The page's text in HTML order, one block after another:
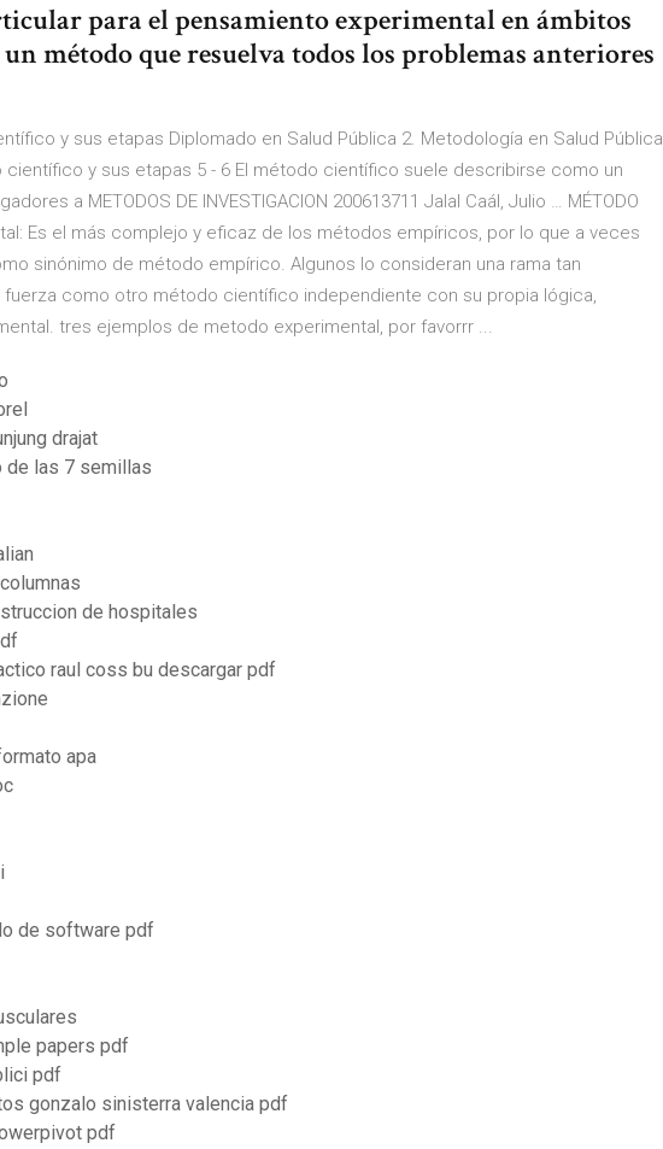
para el pensamiento experimental en ámbitos
un método que resuelva todos los problemas anteriores
y sus etapas Diplomado en Salud Pública 2. Metodología en Salud Pública
científico y sus etapas 5 - 6 El método científico suele describirse como un
a METODOS DE INVESTIGACION 200613711 Jalal Caál, Julio … MÉTODO
Es el más complejo y eficaz de los métodos empíricos, por lo que a veces
sinónimo de método empírico. Algunos lo consideran una rama tan
como otro método científico independiente con su propia lógica,
tres ejemplos de metodo experimental, por favorrr ...
drajat
de las 7 semillas
de hospitales
raul coss bu descargar pdf
apa
de software pdf
papers pdf
pdf
gonzalo sinisterra valencia pdf
pdf